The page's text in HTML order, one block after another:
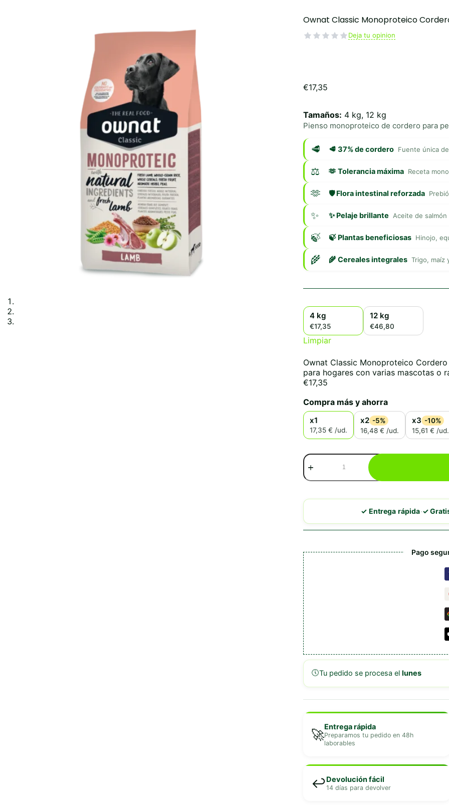
Ownat Classic Monoproteico
Deja tu opinion
€17,35
Tamaños: 4 kg, 12 kg
Pienso monoproteico de cordero para
🥩 37% de cordero Fuente única
🫶 Tolerancia máxima Receta
🛡️ Flora intestinal reforzada
✨ Pelaje brillante Aceite de
🍃 Plantas beneficiosas Hinojo,
🌾 Cereales integrales Trigo, maíz
4 kg
€17,35
12 kg
€46,80
Limpiar
Ownat Classic Monoproteico
para hogares con varias mascotas o
€17,35
Compra más y ahorra
x1
17,35 € /ud.
x2 -5%
16,48 € /ud.
x3 -10%
15,61 € /ud.
Ownat
Classic
Monoproteico
✓ Entrega rápida·✓
Pago
🕔Tu pedido se procesa el lunes
🚀Entrega rápida
Preparamos tu pedido en 48h
laborables
↩️Devolución fácil
14 días para devolver